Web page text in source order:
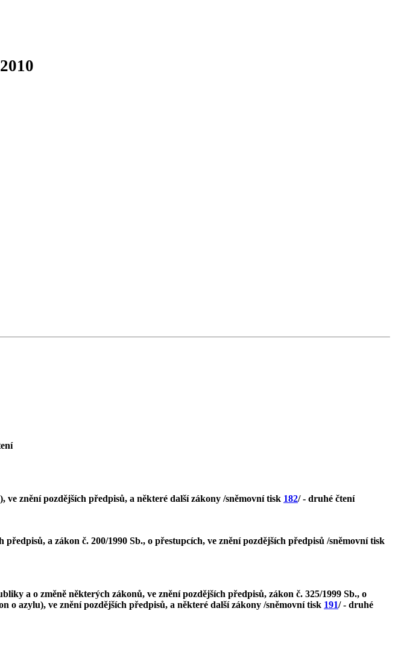
znění pozdějších předpisů, a některé další zákony /sněmovní tisk 182/ - druhé čtení
a zákon č. 200/1990 Sb., o přestupcích, ve znění pozdějších předpisů /sněmovní tisk
a o změně některých zákonů, ve znění pozdějších předpisů, zákon č. 325/1999 Sb., o
o azylu), ve znění pozdějších předpisů, a některé další zákony /sněmovní tisk 191/ - druhé